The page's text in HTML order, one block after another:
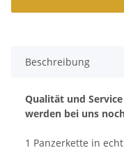
Beschreibung
Qualität und Service
werden bei uns
1 Panzerkette in